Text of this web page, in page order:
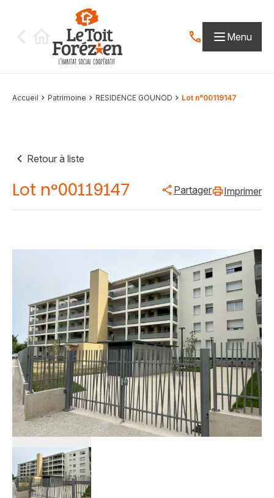
Contactez-nous
Menu
Accueil Patrimoine RESIDENCE GOUNOD Lot n°00119147
Retour à liste
Lot n°00119147 Partager Imprimer